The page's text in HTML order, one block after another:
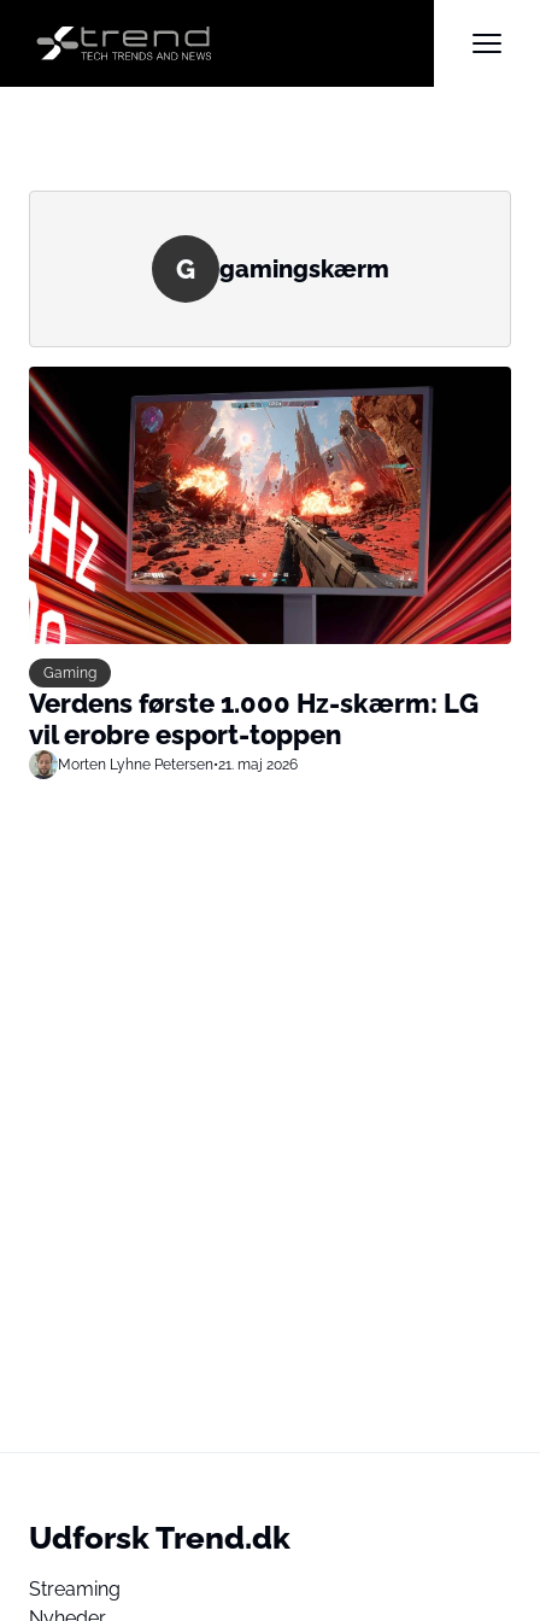
G gamingskærm
Gaming
Verdens første 1.000 Hz-skærm: LG
vil erobre esport-toppen
Morten Lyhne Petersen•21. maj 2026
Udforsk Trend.dk
Streaming